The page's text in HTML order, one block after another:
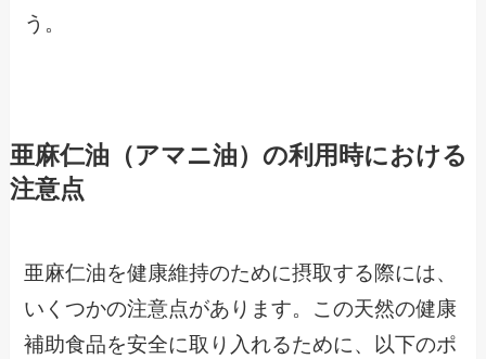
う。
亜麻仁油（アマニ油）の利用時における
注意点
亜麻仁油を健康維持のために摂取する際には、
いくつかの注意点があります。この天然の健康
補助食品を安全に取り入れるために、以下のポ